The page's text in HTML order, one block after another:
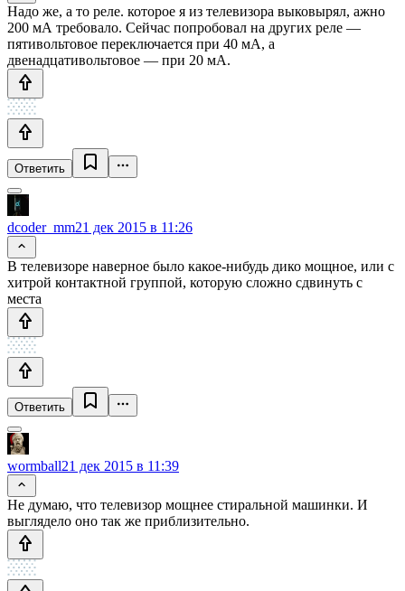
Надо же, а то реле. которое я из телевизора выковырял, ажно
200 мА требовало. Сейчас попробовал на других реле —
пятивольтовое переключается при 40 мА, а
двенадцативольтовое — при 20 мА.
Ответить
dcoder_mm21 дек 2015 в 11:26
В телевизоре наверное было какое-нибудь дико мощное, или с
хитрой контактной группой, которую сложно сдвинуть с
места
Ответить
wormball21 дек 2015 в 11:39
Не думаю, что телевизор мощнее стиральной машинки. И
выглядело оно так же приблизительно.